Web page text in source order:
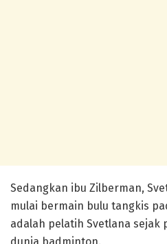
Sedangkan ibu Zilberman,
mulai bermain bulu tangkis
adalah pelatih Svetlana sejak